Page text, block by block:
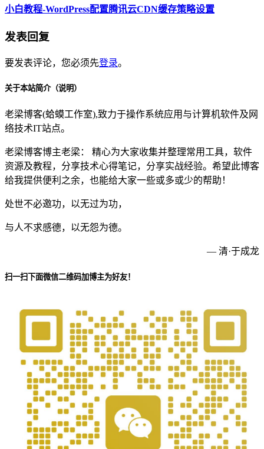
小白教程-WordPress配置腾讯云CDN缓存策略设置
发表回复
要发表评论，您必须先登录。
关于本站简介（说明）
老梁博客(蛤蟆工作室),致力于操作系统应用与计算机软件及网
络技术IT站点。
老梁博客博主老梁： 精心为大家收集并整理常用工具，软件
资源及教程，分享技术心得笔记，分享实战经验。希望此博客
给我提供便利之余，也能给大家一些或多或少的帮助！
处世不必邀功，以无过为功，
与人不求感德，以无怨为德。
— 清·于成龙
扫一扫下面微信二维码加博主为好友！